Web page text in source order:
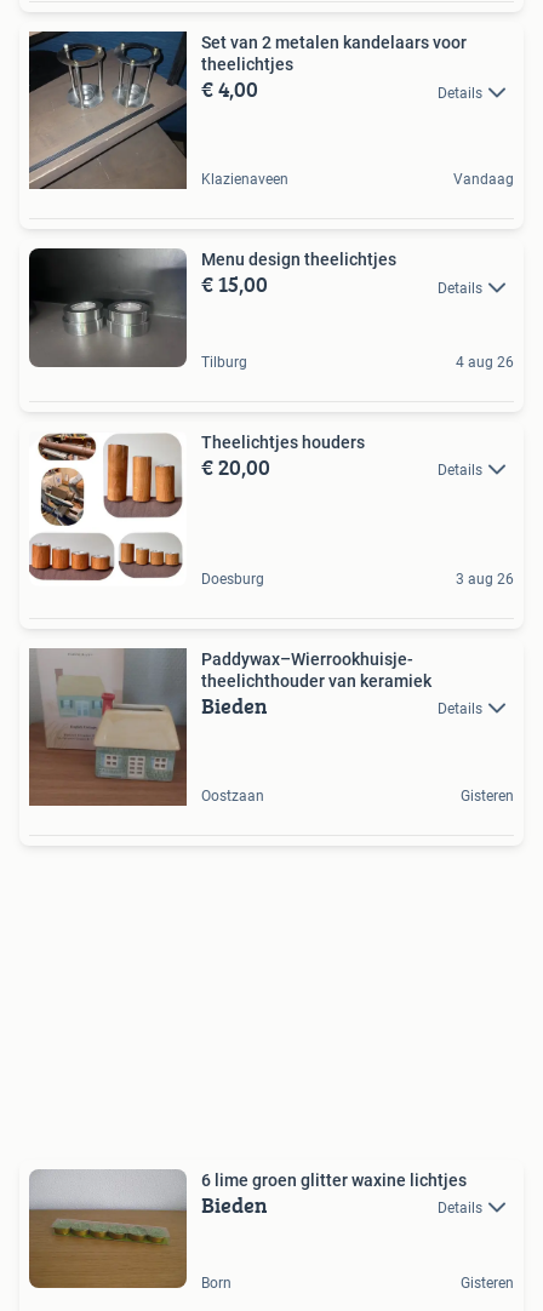
Set van 2 metalen kandelaars voor
theelichtjes
€ 4,00 Details
Klazienaveen Vandaag
Menu design theelichtjes
€ 15,00 Details
Tilburg 4 aug 26
Theelichtjes houders
€ 20,00 Details
Doesburg 3 aug 26
Paddywax–Wierrookhuisje-
theelichthouder van keramiek
Bieden Details
Oostzaan Gisteren
6 lime groen glitter waxine lichtjes
Bieden Details
Born Gisteren